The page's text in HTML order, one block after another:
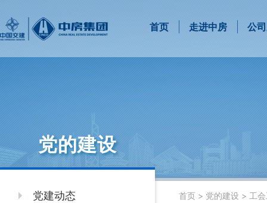
首页 走进中房 公
党的建设
党建动态 首页 > 党的建设 > 工